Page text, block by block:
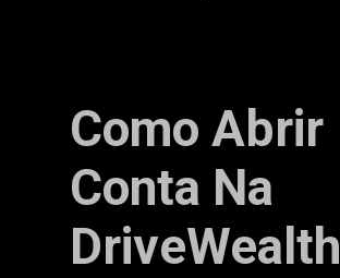
Como Abrir
Conta Na
DriveWealth